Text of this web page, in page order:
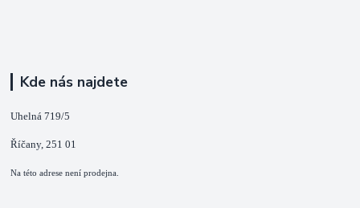
Kde nás najdete
Uhelná 719/5
Říčany, 251 01
Na této adrese není prodejna.